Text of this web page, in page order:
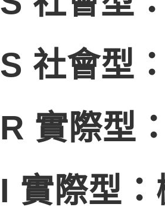
S 社會型
R 實際型
I 實際型